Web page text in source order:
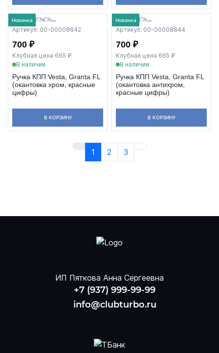
Новинка
Артикул: 00-00008842
700 ₽
Клубная цена 665 ₽
В наличии
Ручка КПП Vesta, Granta FL
(окантовка хром, красные
цифры)
В КОРЗИНУ
Новинка
Артикул: 00-00008844
700 ₽
Клубная цена 665 ₽
В наличии
Ручка КПП Vesta, Granta FL
(окантовка антихром,
красные цифры)
В КОРЗИНУ
1 2 3
ИП Пяткова Анна Сергеевна
+7 (937) 999-99-99
info@clubturbo.ru